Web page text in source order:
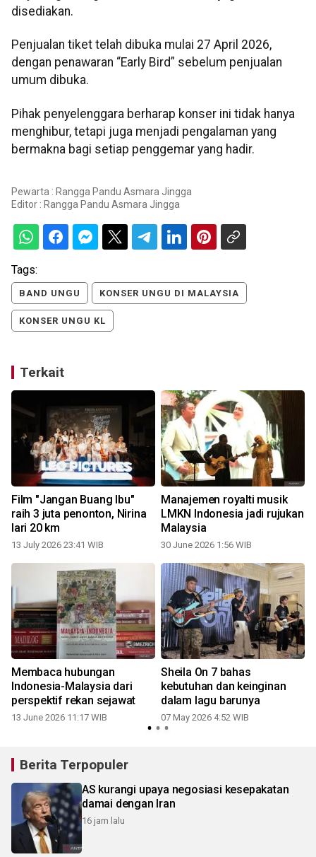
disediakan.
Penjualan tiket telah dibuka mulai 27 April 2026,
dengan penawaran “Early Bird” sebelum penjualan
umum dibuka.
Pihak penyelenggara berharap konser ini tidak hanya
menghibur, tetapi juga menjadi pengalaman yang
bermakna bagi setiap penggemar yang hadir.
Pewarta : Rangga Pandu Asmara Jingga
Editor : Rangga Pandu Asmara Jingga
Tags:
BAND UNGU KONSER UNGU DI MALAYSIA
KONSER UNGU KL
Terkait
Film "Jangan Buang Ibu"
raih 3 juta penonton, Nirina
lari 20 km
13 July 2026 23:41 WIB
Manajemen royalti musik
LMKN Indonesia jadi rujukan
Malaysia
30 June 2026 1:56 WIB
Membaca hubungan
Indonesia-Malaysia dari
perspektif rekan sejawat
13 June 2026 11:17 WIB
Sheila On 7 bahas
kebutuhan dan keinginan
dalam lagu barunya
07 May 2026 4:52 WIB
Berita Terpopuler
AS kurangi upaya negosiasi kesepakatan
damai dengan Iran
16 jam lalu